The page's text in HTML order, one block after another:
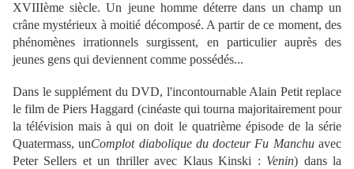
XVIIIème siècle. Un jeune homme déterre dans un champ un
crâne mystérieux à moitié décomposé. A partir de ce moment, des
phénomènes irrationnels surgissent, en particulier auprès des
jeunes gens qui deviennent comme possédés...
Dans le supplément du DVD, l'incontournable Alain Petit replace
le film de Piers Haggard (cinéaste qui tourna majoritairement pour
la télévision mais à qui on doit le quatrième épisode de la série
Quatermass, unComplot diabolique du docteur Fu Manchuavec
Peter Sellers et un thriller avec Klaus Kinski : Venin) dans la